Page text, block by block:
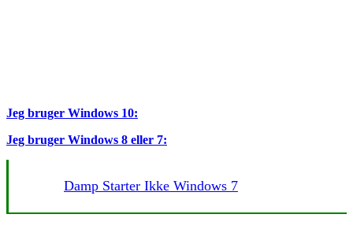
Jeg bruger Windows 10:
Jeg bruger Windows 8 eller 7:
Damp Starter Ikke Windows 7